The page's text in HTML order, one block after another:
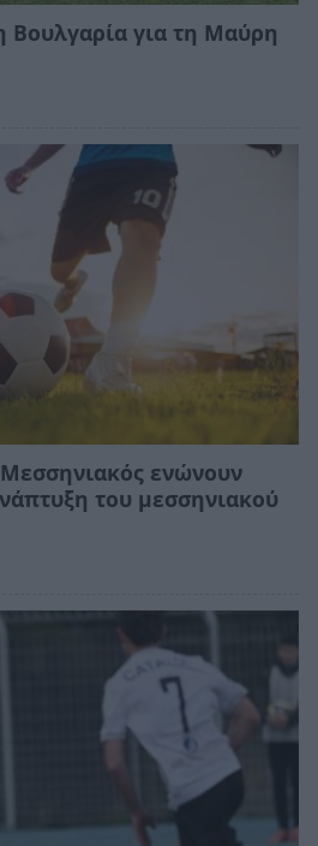
Βουλγαρία για τη Μαύρη
ενώνουν
του μεσσηνιακού